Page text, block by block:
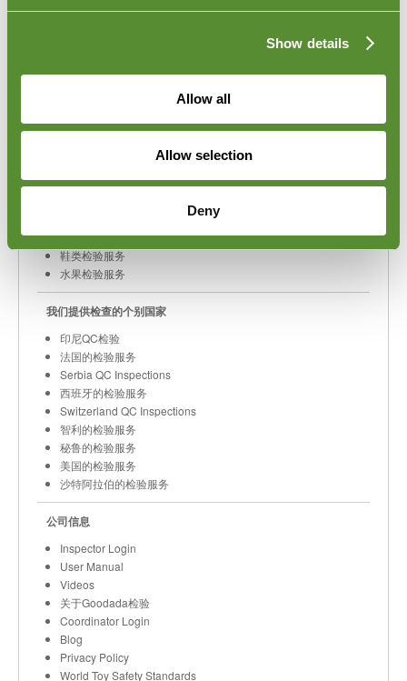
Show details
Allow all
Allow selection
Deny
供应商行为准则审核
REACH认证
CPSIA 2008
纺织服装检验服务
鞋类检验服务
水果检验服务
我们提供检查的个别国家
印尼QC检验
法国的检验服务
Serbia QC Inspections
西班牙的检验服务
Switzerland QC Inspections
智利的检验服务
秘鲁的检验服务
美国的检验服务
沙特阿拉伯的检验服务
公司信息
Inspector Login
User Manual
Videos
关于Goodada检验
Coordinator Login
Blog
Privacy Policy
World Toy Safety Standards